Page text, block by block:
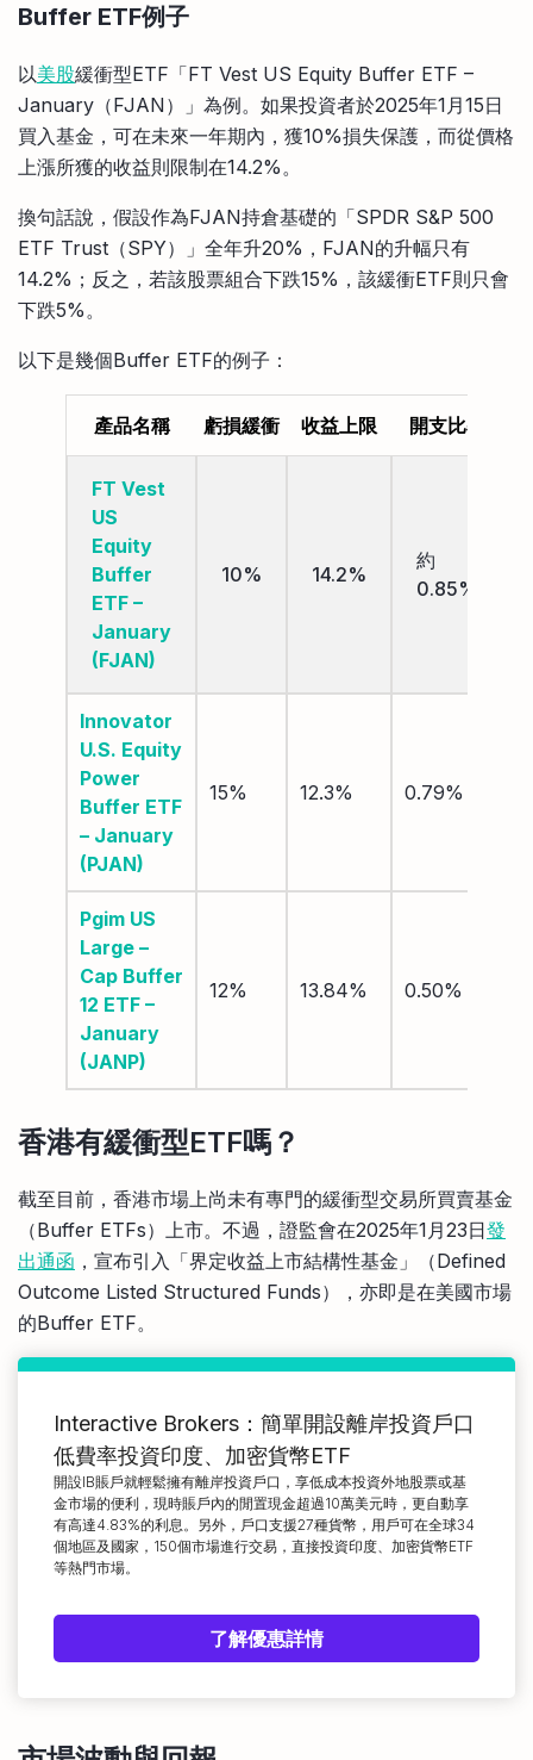
Buffer ETF例子
以美股緩衝型ETF「FT Vest US Equity Buffer ETF –
January（FJAN）」為例。如果投資者於2025年1月15日
買入基金，可在未來一年期內，獲10%損失保護，而從價格
上漲所獲的收益則限制在14.2%。
換句話說，假設作為FJAN持倉基礎的「SPDR S&P 500
ETF Trust（SPY）」全年升20%，FJAN的升幅只有
14.2%；反之，若該股票組合下跌15%，該緩衝ETF則只會
下跌5%。
以下是幾個Buffer ETF的例子：
產品名稱 虧損緩衝 收益上限 開支比率
FT Vest
US
Equity
Buffer
ETF –
January
(FJAN)
10% 14.2%
約
0.85%
Innovator
U.S. Equity
Power
Buffer ETF
– January
(PJAN)
15% 12.3% 0.79%
Pgim US
Large –
Cap Buffer
12 ETF –
January
(JANP)
12% 13.84% 0.50%
香港有緩衝型ETF嗎？
截至目前，香港市場上尚未有專門的緩衝型交易所買賣基金
（Buffer ETFs）上市。不過，證監會在2025年1月23日發
出通函 ，宣布引入「界定收益上市結構性基金」（Defined
Outcome Listed Structured Funds），亦即是在美國市場
的Buffer ETF。
Interactive Brokers：簡單開設離岸投資戶口
低費率投資印度、加密貨幣ETF
開設IB賬戶就輕鬆擁有離岸投資戶口，享低成本投資外地股票或基
金市場的便利，現時賬戶內的閒置現金超過10萬美元時，更自動享
有高達4.83%的利息。另外，戶口支援27種貨幣，用戶可在全球34
個地區及國家，150個市場進行交易，直接投資印度、加密貨幣ETF
等熱門市場。
了解優惠詳情